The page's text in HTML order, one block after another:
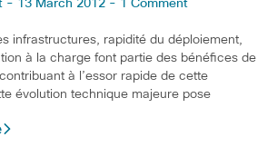
- 13 March 2012 - 1 Comment
infrastructures, rapidité du déploiement,
à la charge font partie des bénéfices de
à l’essor rapide de cette
évolution technique majeure pose